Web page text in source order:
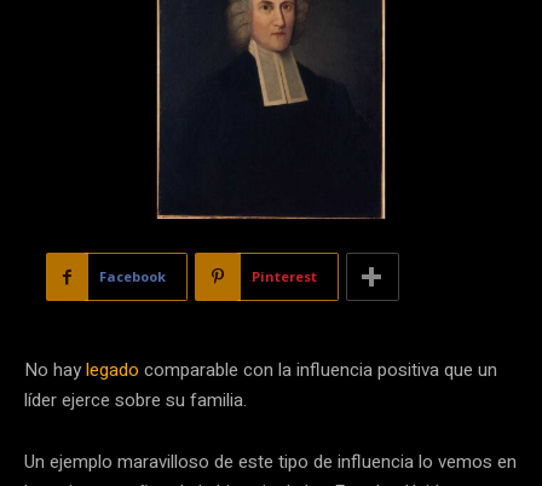
Facebook Pinterest
No haylegado comparable con la influencia positiva que un
líder ejerce sobre su familia.
Un ejemplo maravilloso de este tipo de influencia lo vemos en